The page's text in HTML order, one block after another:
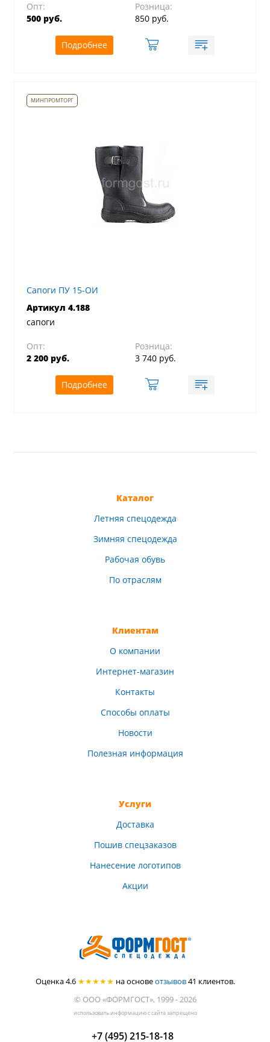
Опт:
500 руб.
Розница:
850 руб.
Подробнее
Сапоги ПУ 15-ОИ
Артикул 4.188
сапоги
Опт:
2 200 руб.
Розница:
3 740 руб.
Подробнее
Оценка 4.6 ★★★★★ на основеотзывов41 клиентов.
© ООО «ФОРМГОСТ», 1999 - 2026
использовать информацию с сайта запрещено
Каталог
Летняя спецодежда
Зимняя спецодежда
Рабочая обувь
По отраслям
Клиентам
О компании
Интернет-магазин
Контакты
Способы оплаты
Новости
Полезная информация
Услуги
Доставка
Пошив спецзаказов
Нанесение логотипов
Акции
+7 (495) 215-18-18